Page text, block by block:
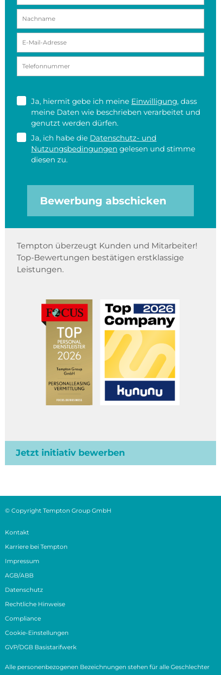
Ja, hiermit gebe ich meine Einwilligung, dass
meine Daten wie beschrieben verarbeitet und
genutzt werden dürfen.
Ja, ich habe die Datenschutz- und
Nutzungsbedingungen gelesen und stimme
diesen zu.
Bewerbung abschicken
Tempton überzeugt Kunden und Mitarbeiter!
Top-Bewertungen bestätigen erstklassige
Leistungen.
Jetzt initiativ bewerben
© Copyright Tempton Group GmbH
Kontakt
Karriere bei Tempton
Impressum
AGB/ABB
Datenschutz
Rechtliche Hinweise
Compliance
Cookie-Einstellungen
GVP/DGB Basistarifwerk
Alle personenbezogenen Bezeichnungen stehen für alle Geschlechter